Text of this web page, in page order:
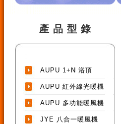
產 品 型 錄
AUPU 1+N 浴頂
AUPU 紅外線光暖機
AUPU 多功能暖風機
JYE 八合一暖風機